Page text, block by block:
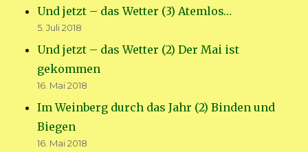
Und jetzt – das Wetter (3) Atemlos…
5. Juli 2018
Und jetzt – das Wetter (2) Der Mai ist
gekommen
16. Mai 2018
Im Weinberg durch das Jahr (2) Binden und
Biegen
16. Mai 2018